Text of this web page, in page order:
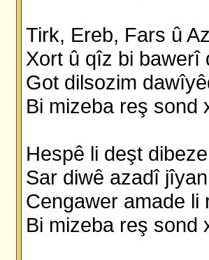
Tirk, Ereb, Fars û
Xort û qîz bi bawerî
Got dilsozim
Bi mizeba reş sond
Hespê li deşt
Sar diwê azadî
Cengawer amade li
Bi mizeba reş sond